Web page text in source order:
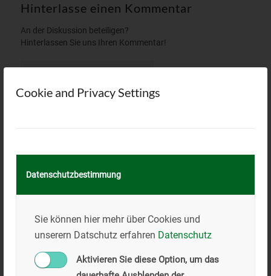
Cookie and Privacy Settings
Datenschutzbestimmung
Sie können hier mehr über Cookies und
unserern Datschutz erfahren Datenschutz
Aktivieren Sie diese Option, um das
Hinterlasse einen Kommentar
An der Diskussion beteiligen?
Hinterlassen Sie uns Ihren Kommentar!
*